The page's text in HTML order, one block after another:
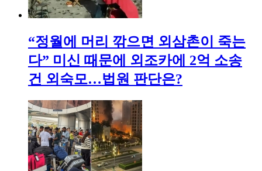
“정월에 머리 깎으면 외삼촌이 죽는
다” 미신 때문에 외조카에 2억 소송
건 외숙모…법원 판단은?